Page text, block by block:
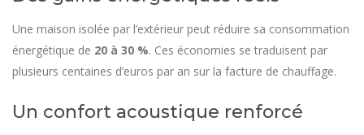
Une maison isolée par l’extérieur peut réduire sa consommation
énergétique de 20 à 30 %. Ces économies se traduisent par
plusieurs centaines d’euros par an sur la facture de chauffage.
Un confort acoustique renforcé